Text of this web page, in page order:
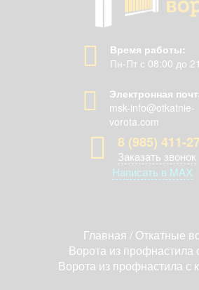
Время работы:
Пн-Пт с 08:00 до
Электронная
msk-info@otkatnie-
vorota.com
8 (985) 411-
Заказать звонок
Написать в MAX
Главная / Откатные
Ворота из профнастила
Ворота из профнастила с